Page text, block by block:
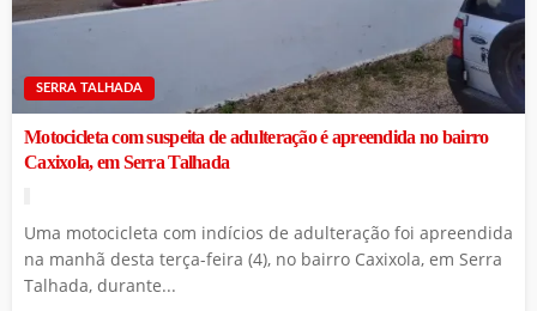
SERRA TALHADA
Motocicleta com suspeita de adulteração é apreendida no bairro
Caxixola, em Serra Talhada
Uma motocicleta com indícios de adulteração foi apreendida
na manhã desta terça-feira (4), no bairro Caxixola, em Serra
Talhada, durante...